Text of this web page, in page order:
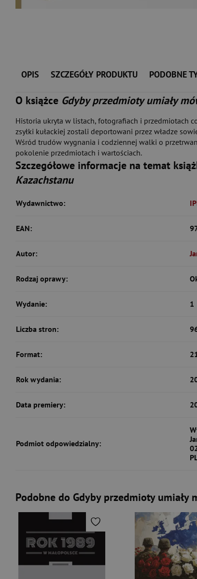
OPIS SZCZEGÓŁY PRODUKTU PODOBNE
O książce Gdyby przedmioty umiały
Historia ukryta w listach, fotografiach i przedmiotach
zsyłki kułackiej zostali deportowani przez władze
Wśród trudów wygnania i codziennej walki o
pokolenie przedmiotach i wartościach.
Szczegółowe informacje na temat
Kazachstanu
Wydawnictwo:
EAN:
Autor:
Rodzaj oprawy:
Wydanie: 1
Liczba stron:
Format:
Rok wydania:
Data premiery:
Podmiot odpowiedzialny:
Podobne do Gdyby przedmioty